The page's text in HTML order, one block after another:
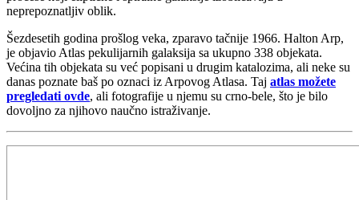
neprepoznatljiv oblik.
Šezdesetih godina prošlog veka, zparavo tačnije 1966. Halton Arp,
je objavio Atlas pekulijarnih galaksija sa ukupno 338 objekata.
Većina tih objekata su već popisani u drugim katalozima, ali neke su
danas poznate baš po oznaci iz Arpovog Atlasa. Taj atlas možete
pregledati ovde, ali fotografije u njemu su crno-bele, što je bilo
dovoljno za njihovo naučno istraživanje.